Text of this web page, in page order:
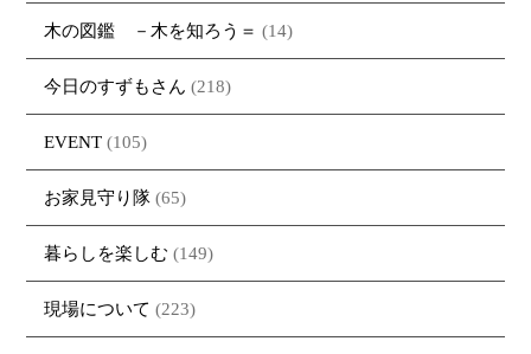
木の図鑑 －木を知ろう＝ (14)
今日のすずもさん (218)
EVENT (105)
お家見守り隊 (65)
暮らしを楽しむ (149)
現場について (223)